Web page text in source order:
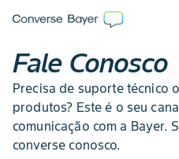
Fale Conosco
Precisa de suporte técnico
produtos? Este é o seu
comunicação com a Bayer.
converse conosco.